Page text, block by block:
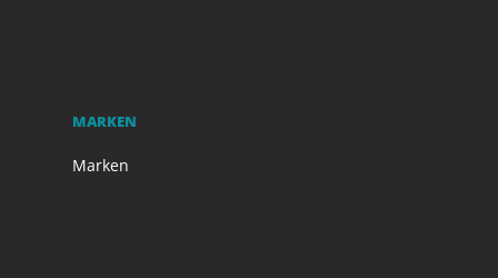
MARKEN
Marken